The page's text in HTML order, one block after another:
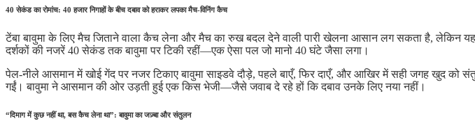
40 सेकंड का रोमांच: 40 हजार निगाहों के बीच दबाव को हराकर लपका मैच-विनिंग कैच
टेंबा बावुमा के लिए मैच जिताने वाला कैच लेना और मैच का रुख बदल देने वाली पारी खेलना आसान लग सकता है, लेकिन
दर्शकों की नजरें 40 सेकंड तक बावुमा पर टिकी रहीं—एक ऐसा पल जो मानो 40 घंटे जैसा लगा।
पेल-नीले आसमान में खोई गेंद पर नजर टिकाए बावुमा साइडवे दौड़े, पहले बाएँ, फिर दाएँ, और आखिर में सही जगह खुद
गईं। बावुमा ने आसमान की ओर उड़ती हुई एक किस भेजी—जैसे जवाब दे रहे हों कि दबाव उनके लिए नया नहीं।
“दिमाग में कुछ नहीं था, बस कैच लेना था”: बावुमा का जज़्बा और संतुलन